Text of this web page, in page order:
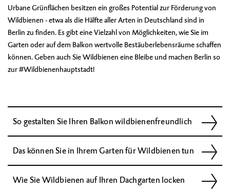
Urbane Grünflächen besitzen ein großes Potential zur Förderung von
Wildbienen - etwa als die Hälfte aller Arten in Deutschland sind in
Berlin zu finden. Es gibt eine Vielzahl von Möglichkeiten, wie Sie im
Garten oder auf dem Balkon wertvolle Bestäuberlebensräume schaffen
können. Geben auch Sie Wildbienen eine Bleibe und machen Berlin so
zur #Wildbienenhauptstadt!
So gestalten Sie Ihren Balkon wildbienenfreundlich
Das können Sie in Ihrem Garten für Wildbienen tun
Wie Sie Wildbienen auf Ihren Dachgarten locken